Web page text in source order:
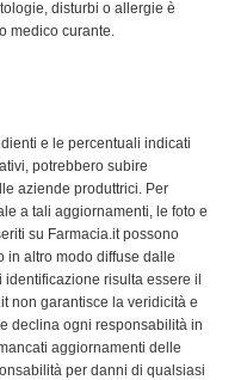
disturbi o allergie è
medico curante.
e le percentuali indicati
potrebbero subire
aziende produttrici. Per
a tali aggiornamenti, le foto e
su Farmacia.it possono
in altro modo diffuse dalle
risulta essere il
non garantisce la veridicità e
declina ogni responsabilità in
aggiornamenti delle
per danni di qualsiasi